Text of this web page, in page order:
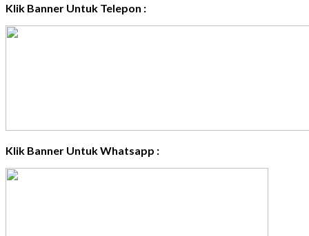
Klik Banner Untuk Telepon :
Klik Banner Untuk Whatsapp :